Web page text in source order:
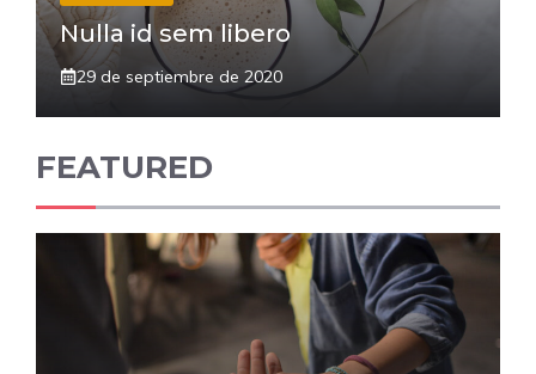
Nulla id sem libero
29 de septiembre de 2020
FEATURED